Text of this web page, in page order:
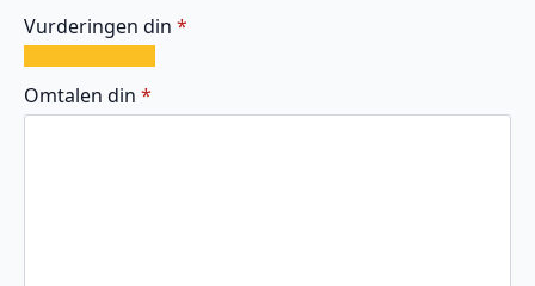
Vurderingen din *
av
5
av
5
av
5
av
5
av
5
Omtalen din *